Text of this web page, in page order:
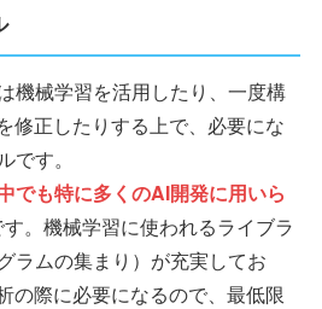
機械学習を活用したり、一度構
修正したりする上で、必要にな
です。
でも特に多くのAI開発に用いら
す。機械学習に使われるライブラ
ラムの集まり）が充実してお
の際に必要になるので、最低限